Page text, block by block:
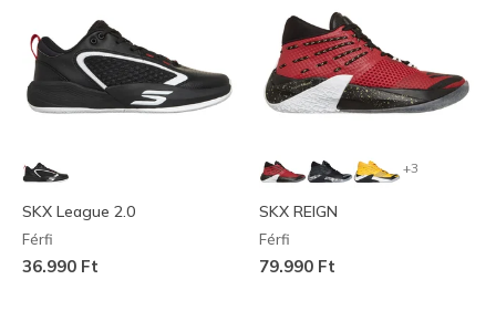
SKX League 2.0
Férfi
36.990 Ft
+3
SKX REIGN
Férfi
79.990 Ft